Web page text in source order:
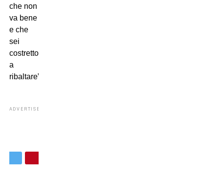
che non
va bene
e che
sei
costretto
a
ribaltare”.
ADVERTISEMENT